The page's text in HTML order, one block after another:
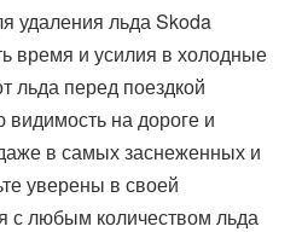
удаления льда Skoda
время и усилия в холодные
льда перед поездкой
на дороге и
в самых заснеженных и
уверены в своей
с любым количеством льда